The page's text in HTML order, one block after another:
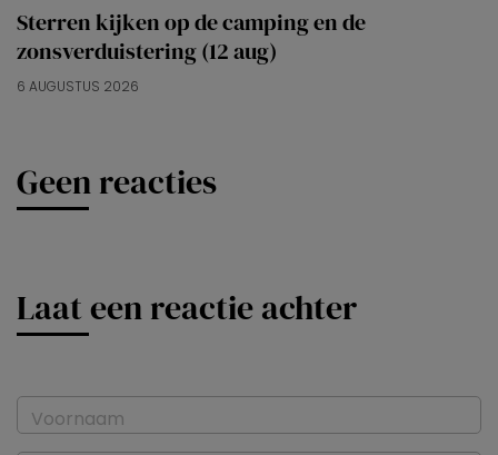
Sterren kijken op de camping en de
zonsverduistering (12 aug)
6 AUGUSTUS 2026
Geen reacties
Laat een reactie achter
Voornaam